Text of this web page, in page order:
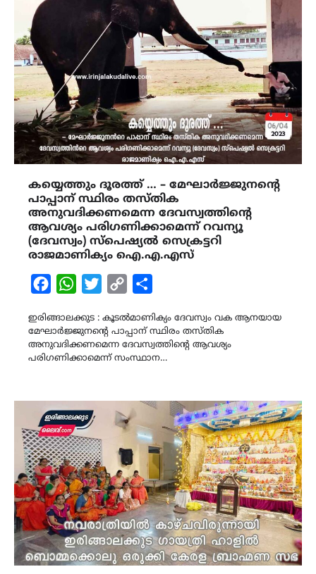
കയ്യെത്തും ദൂരത്ത് … – മേഘാർജ്ജുനന്‍റെ
പാപ്പാന് സ്ഥിരം തസ്തിക
അനുവദിക്കണമെന്ന ദേവസ്വത്തിന്‍റെ
ആവശ്യം പരിഗണിക്കാമെന്ന് റവന്യൂ
(ദേവസ്വം) സ്പെഷ്യൽ സെക്രട്ടറി
രാജമാണിക്യം ഐ.എ.എസ്
FacebookWhatsAppTwitterCopy
ഇരിങ്ങാലക്കുട : കൂടൽമാണിക്യം ദേവസ്വം വക ആനയായ
മേഘാർജ്ജുനന്‍റെ പാപ്പാന് സ്ഥിരം തസ്തിക
അനുവദിക്കണമെന്ന ദേവസ്വത്തിന്‍റെ ആവശ്യം
പരിഗണിക്കാമെന്ന് സംസ്ഥാന…